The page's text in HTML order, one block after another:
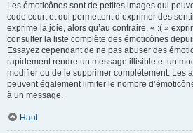
Les émoticônes sont de petites images qui
code court et qui permettent d’exprimer des
exprime la joie, alors qu’au contraire, « :( »
consulter la liste complète des émoticônes
Essayez cependant de ne pas abuser des
rapidement rendre un message illisible et un
modifier ou de le supprimer complètement. Les
peuvent également limiter le nombre
à un message.
Haut